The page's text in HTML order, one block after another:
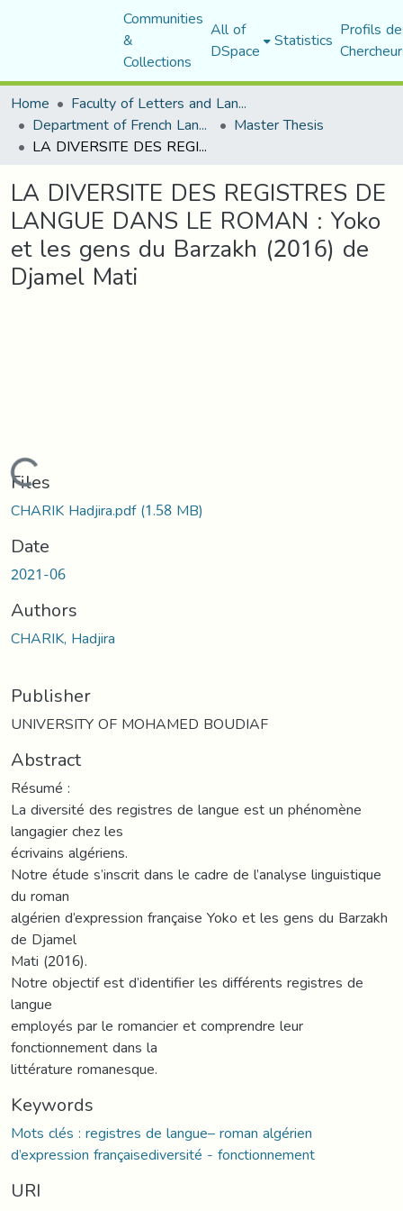
Communities
&
Collections
All of
DSpace Statistics Profils
Home
Faculty of Letters and Languages
Department of French Language and Literature Master Thesis
LA DIVERSITE DES REGISTRES DE LANGUE DANS LE ROMAN : Yoko et les gens du Barzakh (2016) de Djamel Mati
LA DIVERSITE DES REGISTRES DE
LANGUE DANS LE ROMAN : Yoko
et les gens du Barzakh (2016) de
Djamel Mati
Loading...
Files
CHARIK Hadjira.pdf(1.58 MB)
Date
2021-06
Authors
CHARIK, Hadjira
Publisher
UNIVERSITY OF MOHAMED BOUDIAF
Abstract
Résumé :
La diversité des registres de langue est un phénomène
langagier chez les
écrivains algériens.
Notre étude s’inscrit dans le cadre de l’analyse linguistique
du roman
algérien d’expression française Yoko et les gens du Barzakh
de Djamel
Mati (2016).
Notre objectif est d’identifier les différents registres de
langue
employés par le romancier et comprendre leur
fonctionnement dans la
littérature romanesque.
Keywords
Mots clés : registres de langue– roman algérien
d’expression françaisediversité - fonctionnement
URI